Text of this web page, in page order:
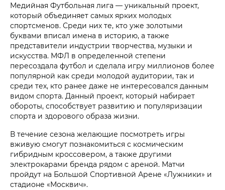
Медийная Футбольная лига — уникальный проект,
который объединяет самых ярких молодых
спортсменов. Среди них те, кто уже золотыми
буквами вписал имена в историю, а также
представители индустрии творчества, музыки и
искусства. МФЛ в определенной степени
пересоздала футбол и сделала игру миллионов более
популярной как среди молодой аудитории, так и
среди тех, кто ранее даже не интересовался данным
видом спорта. Данный проект, который набирает
обороты, способствует развитию и популяризации
спорта и здорового образа жизни.
В течение сезона желающие посмотреть игры
вживую смогут познакомиться с космическим
гибридным кроссовером, а также другими
электрокарами бренда рядом с ареной. Матчи
пройдут на Большой Спортивной Арене «Лужники» и
стадионе «Москвич».